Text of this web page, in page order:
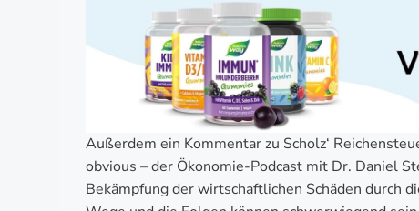
Außerdem ein Kommentar zu Scholz‘
obvious – der Ökonomie-Podcast mit Dr. Daniel
Bekämpfung der wirtschaftlichen Schäden durch